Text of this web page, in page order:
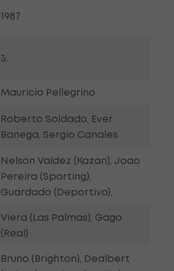
1987
3.
Mauricio Pellegrino
Roberto Soldado, Ever
Banega, Sergio Canales
Nelson Valdez (Kazan), Joao
Pereira (Sporting),
Guardado (Deportivo),
Viera (Las Palmas), Gago
(Real)
Bruno (Brighton), Dealbert